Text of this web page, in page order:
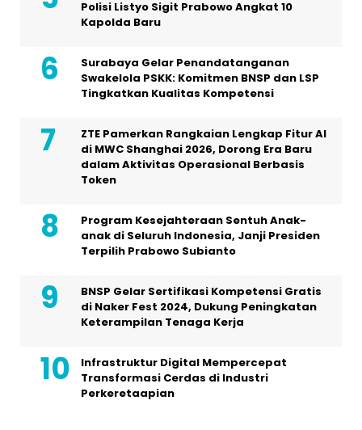
Polisi Listyo Sigit Prabowo Angkat 10
Kapolda Baru
Surabaya Gelar Penandatanganan
Swakelola PSKK: Komitmen BNSP dan LSP
Tingkatkan Kualitas Kompetensi
ZTE Pamerkan Rangkaian Lengkap Fitur AI
di MWC Shanghai 2026, Dorong Era Baru
dalam Aktivitas Operasional Berbasis
Token
Program Kesejahteraan Sentuh Anak-
anak di Seluruh Indonesia, Janji Presiden
Terpilih Prabowo Subianto
BNSP Gelar Sertifikasi Kompetensi Gratis
di Naker Fest 2024, Dukung Peningkatan
Keterampilan Tenaga Kerja
Infrastruktur Digital Mempercepat
Transformasi Cerdas di Industri
Perkeretaapian